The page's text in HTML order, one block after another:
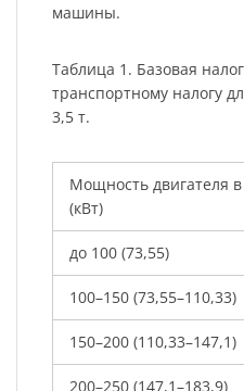
машины.
Таблица 1. Базовая
транспортному налогу
3,5 т.
Мощность двигателя в
(кВт)
до 100 (73,55)
100–150 (73,55–110,33)
150–200 (110,33–147,1)
200–250 (147,1–183,9)